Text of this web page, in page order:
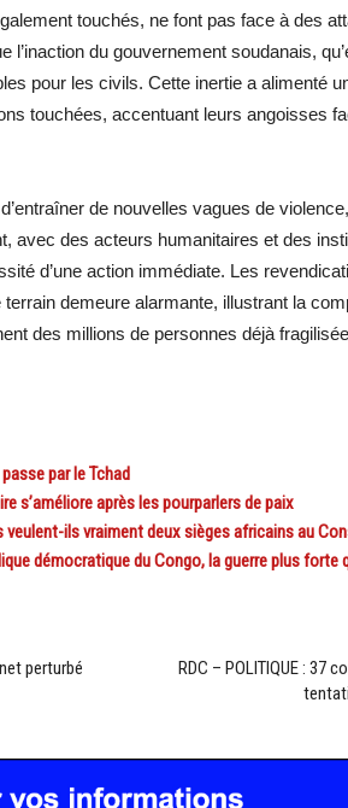
touchés, ne font pas face à des
du gouvernement soudanais,
pour les civils. Cette inertie a alimenté
touchées, accentuant leurs angoisses
de nouvelles vagues de
avec des acteurs humanitaires et des
d’une action immédiate. Les
demeure alarmante, illustrant la
des millions de personnes déjà
par le Tchad
s’améliore après les pourparlers de paix
veulent-ils vraiment deux sièges africains au
démocratique du Congo, la guerre plus
perturbé
RDC – POLITIQUE : 37